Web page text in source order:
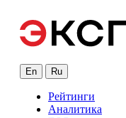
En Ru
Рейтинги
Аналитика